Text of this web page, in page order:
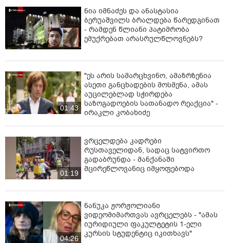
ნია იმნაძეს და ანასტასია
ბერუაშვილს ბრალდება წარედგინათ
- რამდენ წლიანი პატიმრობა
ემუქრებათ არასრულწლოვნებს?
01:43
"ეს არის სამარცხვინო, ამაზრზენია
ასეთი განცხადების მოსმენა, ამას
აუცილებლად სჭირდება
საზოგადოების სათანადო რეაქცია" -
ირაკლი კობახიძე
01:19
ვრცელდება კადრები
რუსთაველიდან, სადაც სატვირთო
გადაბრუნდა - მანქანაში
მცირეწლოვანიც იმყოფებოდა
04:26
ნანუკა ჟორჟოლიანი
ვიდეომიმართვას ავრცელებს - "ამას
იურიდიული ფაკულტეტის 1-ელი
კურსის სტუდენტიც იკითხავს"